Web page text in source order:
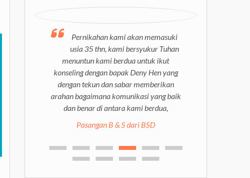
Pernikahan kami akan memasuki
usia 35 thn, kami bersyukur Tuhan
menuntun kami berdua untuk ikut
konseling dengan bapak Deny Hen yang
dengan tekun dan sabar memberikan
arahan bagaimana komunikasi yang baik
dan benar di antara kami berdua,
Pasangan B & S dari BSD